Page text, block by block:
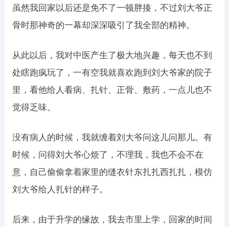
虽然我回家以后还是免不了一顿胖揍，不过刘大爷正
骨时那神奇的一幕却深深吸引了我全部的精神。
从此以后，我对中医产生了极大地兴趣，每天也不到
处瞎跑疯玩了，一有空我就喜欢跑到刘大爷家的院子
里，看他给人看病、扎针、正骨、敷药，一点儿也不
觉得乏味。
没有病人的时候，我就缠着刘大爷问这儿问那儿。有
时候，问得刘大爷心烦了，不理我，我也不会不在
意，自己偷偷拿着家里的缝衣针东扎扎西扎扎，模仿
刘大爷给人扎针的样子。
后来，由于升学的缘故，我去市里上学，回家的时间